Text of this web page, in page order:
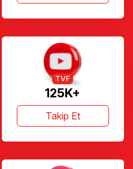
125K+
TVF
Takip Et